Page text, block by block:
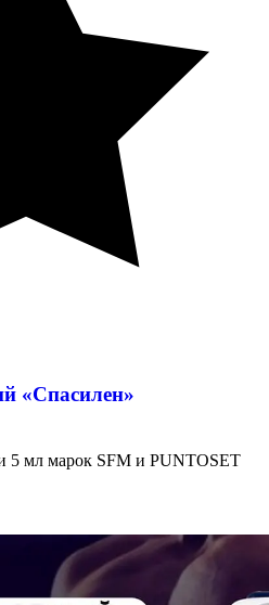
«Спасилен»
5 мл марок SFM и PUNTOSET